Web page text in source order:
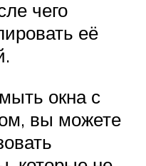
чего
её
окна с
вы можете